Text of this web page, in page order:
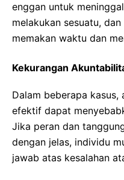
enggan untuk
melakukan sesuatu,
memakan waktu dan
Kekurangan
Dalam beberapa
efektif dapat
Jika peran dan
dengan jelas, individu
jawab atas kesalahan